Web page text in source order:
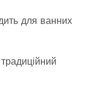
для ванних